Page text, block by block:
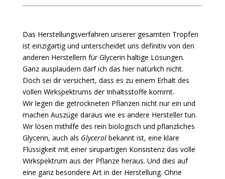
Das Herstellungsverfahren unserer gesamten Tropfen
ist einzigartig und unterscheidet uns definitiv von den
anderen Herstellern für Glycerin haltige Lösungen.
Ganz ausplaudern darf ich das hier natürlich nicht.
Doch sei dir versichert, dass es zu einem Erhalt des
vollen Wirkspektrums der Inhaltsstoffe kommt.
Wir legen die getrockneten Pflanzen nicht nur ein und
machen Auszüge daraus wie es andere Hersteller tun.
Wir lösen mithilfe des rein biologisch und pflanzliches
Glycerin, auch als Glycerolbekannt ist, eine klare
Flüssigkeit mit einer sirupartigen Konsistenz das volle
Wirkspektrum aus der Pflanze heraus. Und dies auf
eine ganz besondere Art in der Herstellung. Ohne